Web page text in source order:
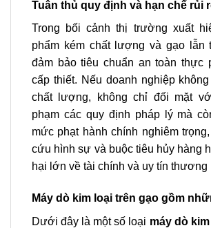
Tuân thủ quy định và hạn chế rủi
Trong bối cảnh thị trường xuất
phẩm kém chất lượng và gạo lẫn
đảm bảo tiêu chuẩn an toàn thực
cấp thiết. Nếu doanh nghiệp
chất lượng, không chỉ đối mặt
phạm các quy định pháp lý mà
mức phạt hành chính nghiêm
cứu hình sự và buộc tiêu hủy hàng
hại lớn về tài chính và uy tín thương
Máy dò kim loại trên gạo gồm
Dưới đây là một số loại máy dò